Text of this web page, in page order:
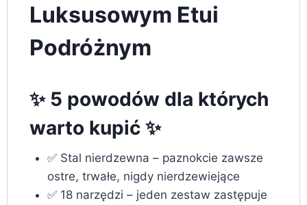
Luksusowym Etui
Podróżnym
✨ 5 powodów dla których
warto kupić ✨
✅ Stal nierdzewna – paznokcie zawsze
ostre, trwałe, nigdy nierdzewiejące
✅ 18 narzędzi – jeden zestaw zastępuje